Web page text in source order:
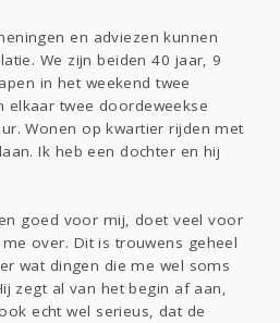
Viva zoekt
Aangeboden
Doen
Zien
en adviezen kunnen
We zijn beiden 40 jaar, 9
in het weekend twee
elkaar twee doordeweekse
Wonen op kwartier rijden met
Ik heb een dochter en hij
goed voor mij, doet veel voor
over. Dit is trouwens geheel
wat dingen die me wel soms
zegt al van het begin af aan,
echt wel serieus, dat de